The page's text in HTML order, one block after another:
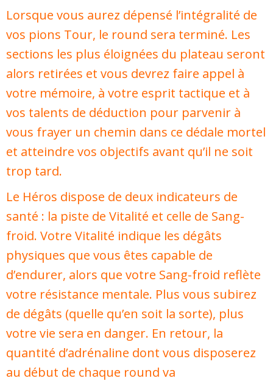
Lorsque vous aurez dépensé l’intégralité de
vos pions Tour, le round sera terminé. Les
sections les plus éloignées du plateau seront
alors retirées et vous devrez faire appel à
votre mémoire, à votre esprit tactique et à
vos talents de déduction pour parvenir à
vous frayer un chemin dans ce dédale mortel
et atteindre vos objectifs avant qu’il ne soit
trop tard.
Le Héros dispose de deux indicateurs de
santé : la piste de Vitalité et celle de Sang-
froid. Votre Vitalité indique les dégâts
physiques que vous êtes capable de
d’endurer, alors que votre Sang-froid reflète
votre résistance mentale. Plus vous subirez
de dégâts (quelle qu’en soit la sorte), plus
votre vie sera en danger. En retour, la
quantité d’adrénaline dont vous disposerez
au début de chaque round va